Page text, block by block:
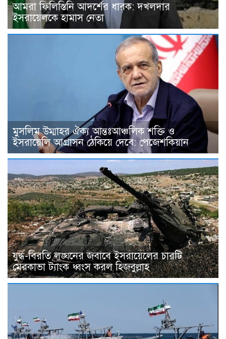
আমরা ফিলিস্তিনি আদর্শের ধারক: দখলদার
ইসরায়েলকে হামাস নেতা
মুসলিম উম্মাহর ঐক্য আন্তঃআঞ্চলিক শক্তি ও
ইসরায়েলি আগ্রাসন ঠেকিয়ে দেবে: পেজেশকিয়ান
যুদ্ধ-বিরতি লঙ্ঘনের জবাবে ইসরায়েলের চারটি
মেরকাভা ট্যাংক ধ্বংস করল হিজবুল্লাহ